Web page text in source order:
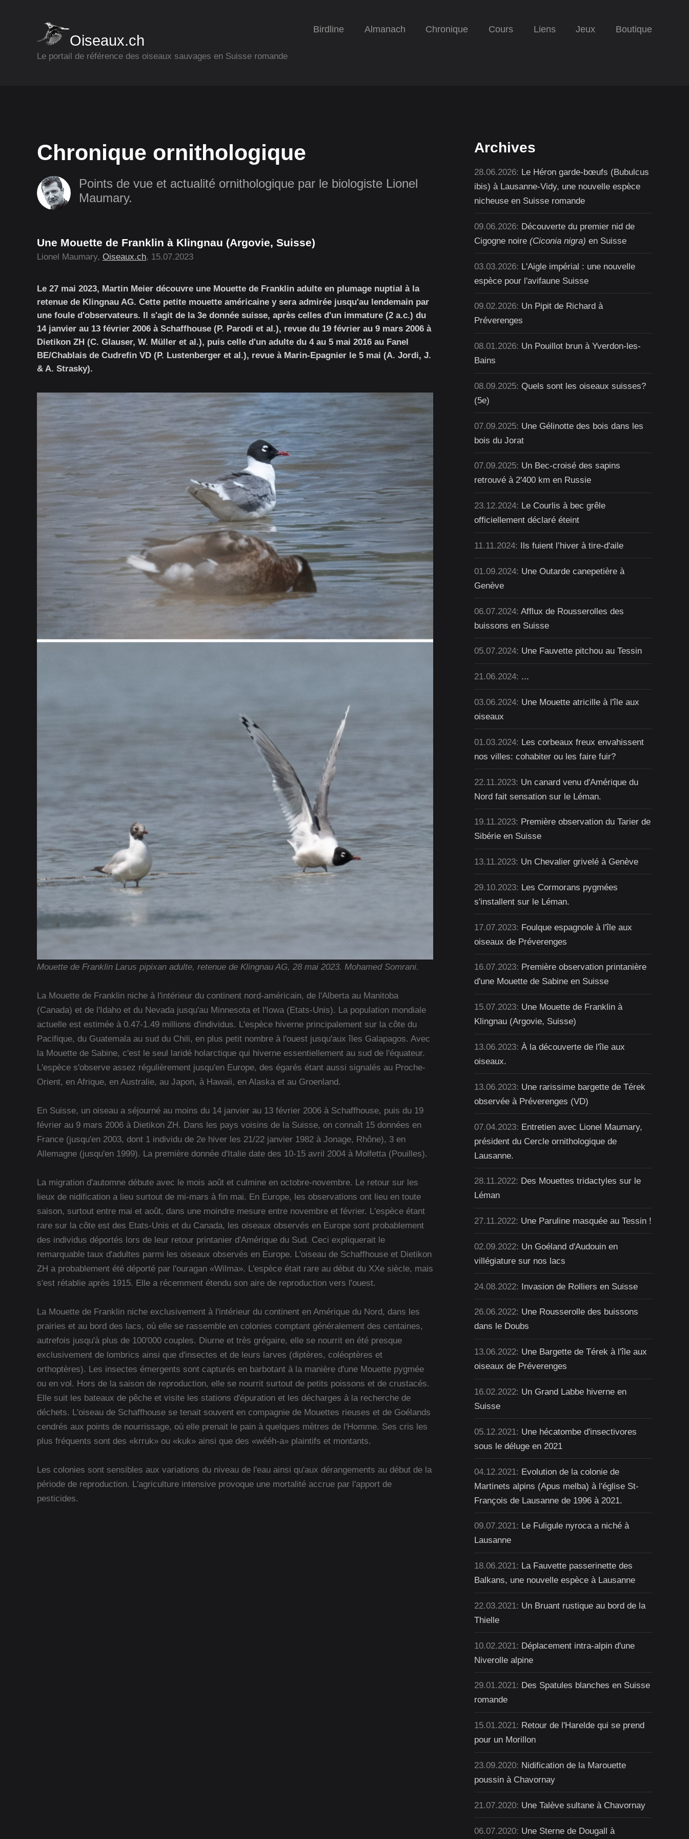
Oiseaux.ch
Le portail de référence des oiseaux sauvages en Suisse romande
Birdline Almanach Chronique Cours Liens Jeux Boutique
Chronique ornithologique
Points de vue et actualité ornithologique par le biologiste Lionel
Maumary.
Une Mouette de Franklin à Klingnau (Argovie, Suisse)
Lionel Maumary, Oiseaux.ch, 15.07.2023
Le 27 mai 2023, Martin Meier découvre une Mouette de Franklin adulte en plumage nuptial à la
retenue de Klingnau AG. Cette petite mouette américaine y sera admirée jusqu'au lendemain par
une foule d'observateurs. Il s'agit de la 3e donnée suisse, après celles d'un immature (2 a.c.) du
14 janvier au 13 février 2006 à Schaffhouse (P. Parodi et al.), revue du 19 février au 9 mars 2006 à
Dietikon ZH (C. Glauser, W. Müller et al.), puis celle d'un adulte du 4 au 5 mai 2016 au Fanel
BE/Chablais de Cudrefin VD (P. Lustenberger et al.), revue à Marin-Epagnier le 5 mai (A. Jordi, J.
& A. Strasky).
Mouette de Franklin Larus pipixan adulte, retenue de Klingnau AG, 28 mai 2023. Mohamed Somrani.
La Mouette de Franklin niche à l'intérieur du continent nord-américain, de l'Alberta au Manitoba
(Canada) et de l'Idaho et du Nevada jusqu'au Minnesota et l'Iowa (Etats-Unis). La population mondiale
actuelle est estimée à 0.47-1.49 millions d'individus. L'espèce hiverne principalement sur la côte du
Pacifique, du Guatemala au sud du Chili, en plus petit nombre à l'ouest jusqu'aux îles Galapagos. Avec
la Mouette de Sabine, c'est le seul laridé holarctique qui hiverne essentiellement au sud de l'équateur.
L'espèce s'observe assez régulièrement jusqu'en Europe, des égarés étant aussi signalés au Proche-
Orient, en Afrique, en Australie, au Japon, à Hawaii, en Alaska et au Groenland.
En Suisse, un oiseau a séjourné au moins du 14 janvier au 13 février 2006 à Schaffhouse, puis du 19
février au 9 mars 2006 à Dietikon ZH. Dans les pays voisins de la Suisse, on connaît 15 données en
France (jusqu'en 2003, dont 1 individu de 2e hiver les 21/22 janvier 1982 à Jonage, Rhône), 3 en
Allemagne (jusqu'en 1999). La première donnée d'Italie date des 10-15 avril 2004 à Molfetta (Pouilles).
La migration d'automne débute avec le mois août et culmine en octobre-novembre. Le retour sur les
lieux de nidification a lieu surtout de mi-mars à fin mai. En Europe, les observations ont lieu en toute
saison, surtout entre mai et août, dans une moindre mesure entre novembre et février. L'espèce étant
rare sur la côte est des Etats-Unis et du Canada, les oiseaux observés en Europe sont probablement
des individus déportés lors de leur retour printanier d'Amérique du Sud. Ceci expliquerait le
remarquable taux d'adultes parmi les oiseaux observés en Europe. L'oiseau de Schaffhouse et Dietikon
ZH a probablement été déporté par l'ouragan «Wilma». L'espèce était rare au début du XXe siècle, mais
s'est rétablie après 1915. Elle a récemment étendu son aire de reproduction vers l'ouest.
La Mouette de Franklin niche exclusivement à l'intérieur du continent en Amérique du Nord, dans les
prairies et au bord des lacs, où elle se rassemble en colonies comptant généralement des centaines,
autrefois jusqu'à plus de 100'000 couples. Diurne et très grégaire, elle se nourrit en été presque
exclusivement de lombrics ainsi que d'insectes et de leurs larves (diptères, coléoptères et
orthoptères). Les insectes émergents sont capturés en barbotant à la manière d'une Mouette pygmée
ou en vol. Hors de la saison de reproduction, elle se nourrit surtout de petits poissons et de crustacés.
Elle suit les bateaux de pêche et visite les stations d'épuration et les décharges à la recherche de
déchets. L'oiseau de Schaffhouse se tenait souvent en compagnie de Mouettes rieuses et de Goélands
cendrés aux points de nourrissage, où elle prenait le pain à quelques mètres de l'Homme. Ses cris les
plus fréquents sont des «krruk» ou «kuk» ainsi que des «wééh-a» plaintifs et montants.
Les colonies sont sensibles aux variations du niveau de l'eau ainsi qu'aux dérangements au début de la
période de reproduction. L'agriculture intensive provoque une mortalité accrue par l'apport de
pesticides.
Archives
28.06.2026: Le Héron garde-bœufs (Bubulcus
ibis) à Lausanne-Vidy, une nouvelle espèce
nicheuse en Suisse romande
09.06.2026: Découverte du premier nid de
Cigogne noire(Ciconia nigra) en Suisse
03.03.2026: L'Aigle impérial : une nouvelle
espèce pour l'avifaune Suisse
09.02.2026: Un Pipit de Richard à
Préverenges
08.01.2026: Un Pouillot brun à Yverdon-les-
Bains
08.09.2025:Quels sont les oiseaux suisses?
(5e)
07.09.2025: Une Gélinotte des bois dans les
bois du Jorat
07.09.2025: Un Bec-croisé des sapins
retrouvé à 2'400 km en Russie
23.12.2024: Le Courlis à bec grêle
officiellement déclaré éteint
11.11.2024: Ils fuient l’hiver à tire-d'aile
01.09.2024: Une Outarde canepetière à
Genève
06.07.2024:Afflux de Rousserolles des
buissons en Suisse
05.07.2024: Une Fauvette pitchou au Tessin
21.06.2024: ...
03.06.2024: Une Mouette atricille à l'île aux
oiseaux
01.03.2024: Les corbeaux freux envahissent
nos villes: cohabiter ou les faire fuir?
22.11.2023: Un canard venu d'Amérique du
Nord fait sensation sur le Léman.
19.11.2023: Première observation du Tarier de
Sibérie en Suisse
13.11.2023: Un Chevalier grivelé à Genève
29.10.2023: Les Cormorans pygmées
s'installent sur le Léman.
17.07.2023: Foulque espagnole à l'île aux
oiseaux de Préverenges
16.07.2023: Première observation printanière
d'une Mouette de Sabine en Suisse
15.07.2023: Une Mouette de Franklin à
Klingnau (Argovie, Suisse)
13.06.2023:À la découverte de l'île aux
oiseaux.
13.06.2023: Une rarissime bargette de Térek
observée à Préverenges (VD)
07.04.2023: Entretien avec Lionel Maumary,
président du Cercle ornithologique de
Lausanne.
28.11.2022: Des Mouettes tridactyles sur le
Léman
27.11.2022: Une Paruline masquée au Tessin !
02.09.2022: Un Goéland d'Audouin en
villégiature sur nos lacs
24.08.2022: Invasion de Rolliers en Suisse
26.06.2022: Une Rousserolle des buissons
dans le Doubs
13.06.2022: Une Bargette de Térek à l'île aux
oiseaux de Préverenges
16.02.2022: Un Grand Labbe hiverne en
Suisse
05.12.2021: Une hécatombe d'insectivores
sous le déluge en 2021
04.12.2021: Evolution de la colonie de
Martinets alpins (Apus melba) à l'église St-
François de Lausanne de 1996 à 2021.
09.07.2021: Le Fuligule nyroca a niché à
Lausanne
18.06.2021: La Fauvette passerinette des
Balkans, une nouvelle espèce à Lausanne
22.03.2021: Un Bruant rustique au bord de la
Thielle
10.02.2021: Déplacement intra-alpin d'une
Niverolle alpine
29.01.2021: Des Spatules blanches en Suisse
romande
15.01.2021: Retour de l'Harelde qui se prend
pour un Morillon
23.09.2020: Nidification de la Marouette
poussin à Chavornay
21.07.2020: Une Talève sultane à Chavornay
06.07.2020: Une Sterne de Dougall à